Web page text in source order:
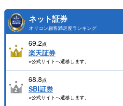
ネット証券
オリコン顧客満足度ランキング
69.2点
楽天証券
※公式サイトへ遷移します。
68.8点
SBI証券
※公式サイトへ遷移します。